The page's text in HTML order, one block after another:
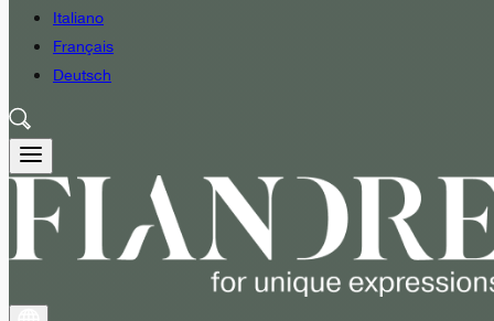
Italiano
Français
Deutsch